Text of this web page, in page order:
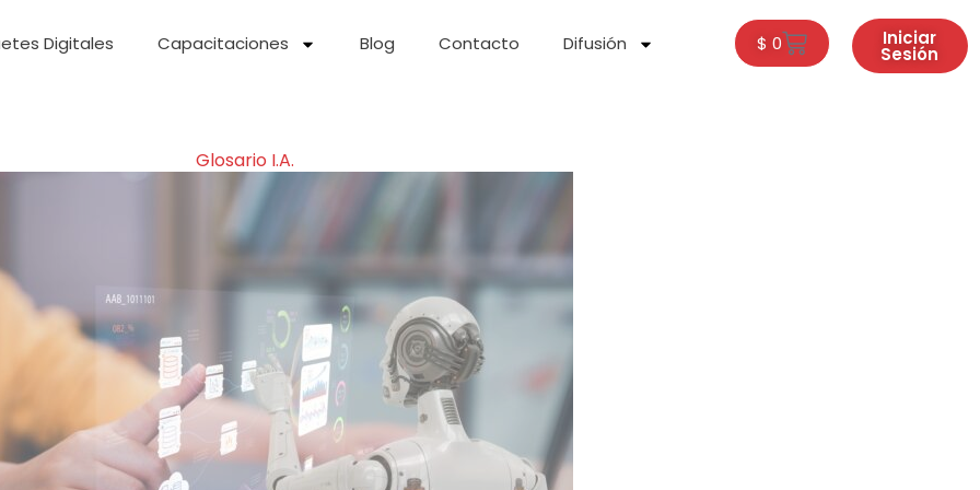
Digitales Capacitaciones Blog Contacto Difusión $ 0Carrito Iniciar
Sesión
Glosario I.A.